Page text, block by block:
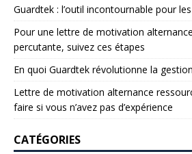
Guardtek : l’outil incontournable pour
Pour une lettre de motivation
percutante, suivez ces étapes
En quoi Guardtek révolutionne la
Lettre de motivation alternance
faire si vous n’avez pas d’expérience
CATÉGORIES